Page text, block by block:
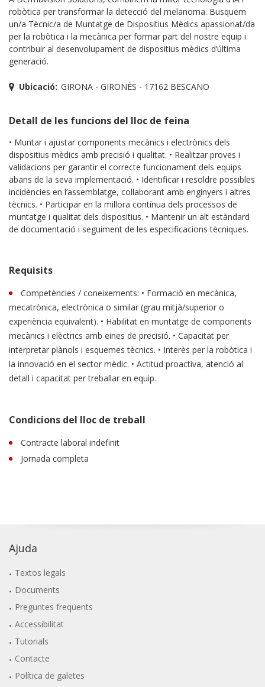
robòtica per transformar la detecció del melanoma. Busquem
un/a Tècnic/a de Muntatge de Dispositius Mèdics apassionat/da
per la robòtica i la mecànica per formar part del nostre equip i
contribuir al desenvolupament de dispositius mèdics d’última
generació.
Ubicació: GIRONA - GIRONÈS - 17162 BESCANO
Detall de les funcions del lloc de feina
• Muntar i ajustar components mecànics i electrònics dels
dispositius mèdics amb precisió i qualitat. • Realitzar proves i
validacions per garantir el correcte funcionament dels equips
abans de la seva implementació. • Identificar i resoldre possibles
incidències en l’assemblatge, col·laborant amb enginyers i altres
tècnics. • Participar en la millora contínua dels processos de
muntatge i qualitat dels dispositius. • Mantenir un alt estàndard
de documentació i seguiment de les especificacions tècniques.
Requisits
Competències / coneixements: • Formació en mecànica,
mecatrònica, electrònica o similar (grau mitjà/superior o
experiència equivalent). • Habilitat en muntatge de components
mecànics i elèctrics amb eines de precisió. • Capacitat per
interpretar plànols i esquemes tècnics. • Interès per la robòtica i
la innovació en el sector mèdic. • Actitud proactiva, atenció al
detall i capacitat per treballar en equip.
Condicions del lloc de treball
Contracte laboral indefinit
Jornada completa
Ajuda
Textos legals
Documents
Preguntes freqüents
Accessibilitat
Tutorials
Contacte
Política de galetes